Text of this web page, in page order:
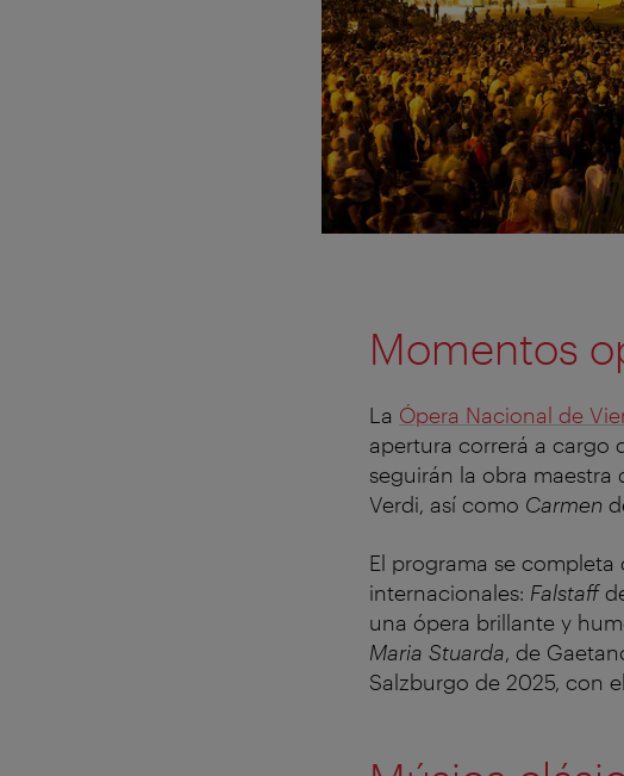
Momentos
La Ópera Nacional de
apertura correrá a cargo
seguirán la obra maestra
Verdi, así como Carmen
El programa se
internacionales: Falstaff
una ópera brillante y
Maria Stuarda, de
Salzburgo de 2025, con